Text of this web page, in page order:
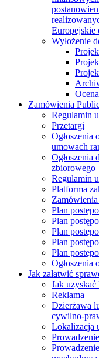
Europejskie
Wyłożenie
Zamówienia
Regulamin
Przetargi
Ogłoszenia
umowach
Ogłoszenia
zbiorowego
Regulamin
Platforma
Plan
Plan
Plan
Plan
Plan
Ogłoszenia
Jak załatwić
Jak
Reklama
Dzierżawa
cywilno-
Lokalizacja